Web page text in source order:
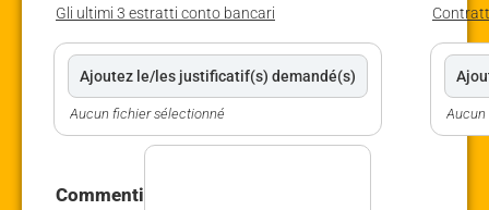
Gli ultimi 3 estratti conto bancari
Ajoutez le/les justificatif(s) demandé(s)
Aucun fichier sélectionné
Commenti